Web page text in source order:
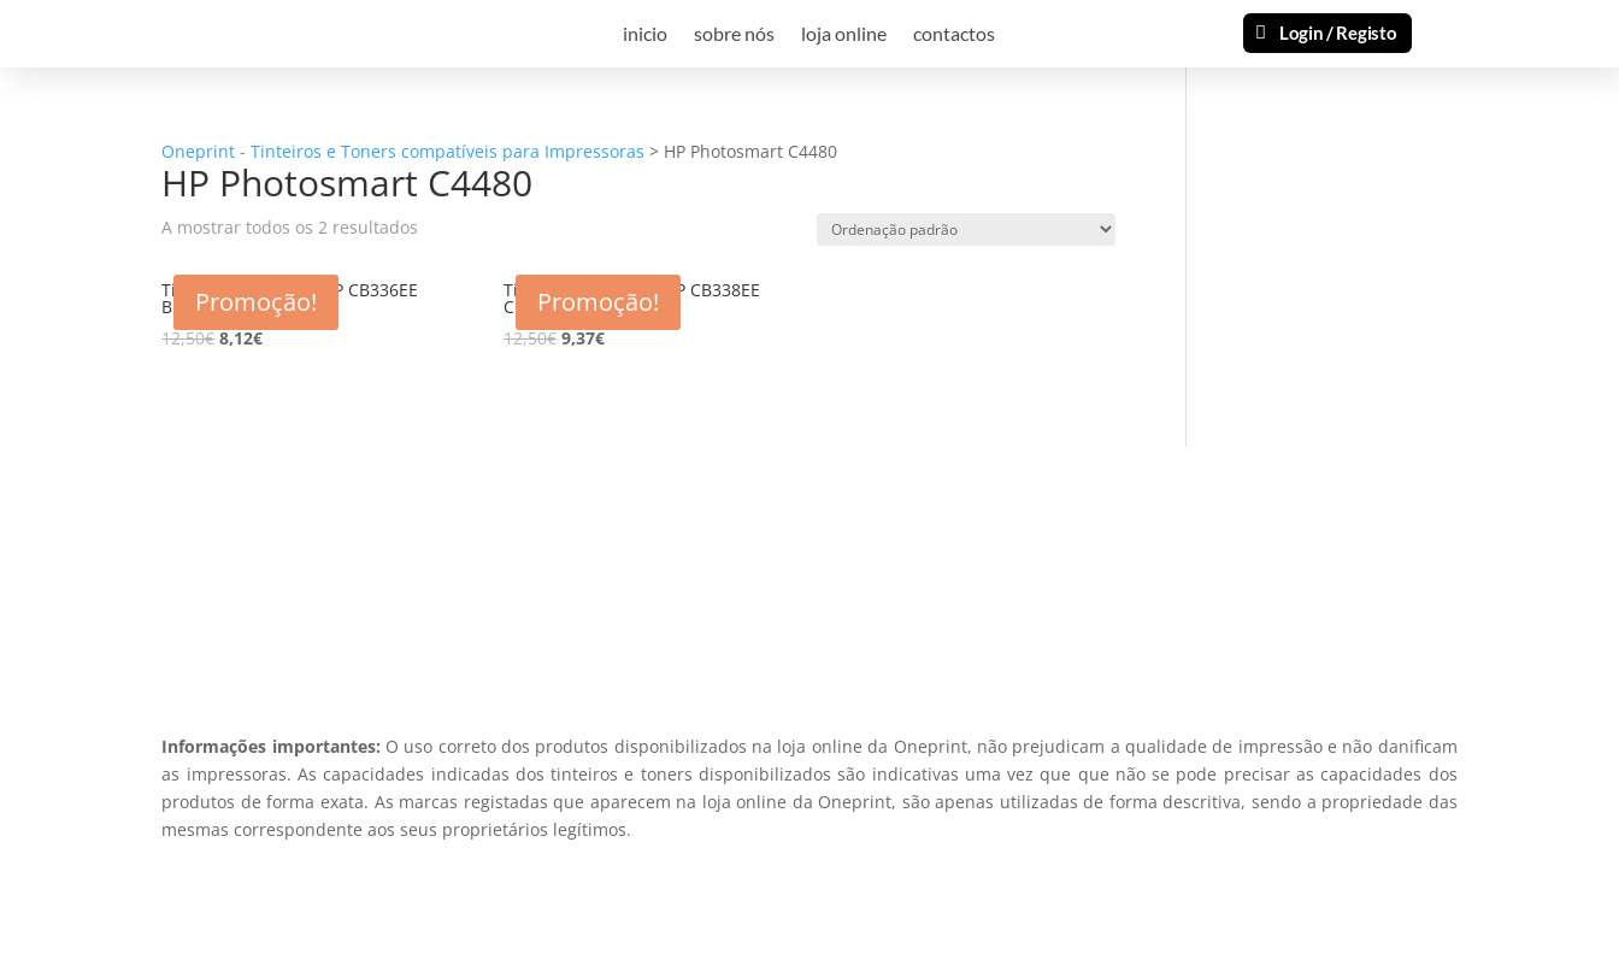
inicio sobre nós loja online contactos Login / Registo
Oneprint - Tinteiros e Toners compatíveis para Impressoras > HP Photosmart C4480
HP Photosmart C4480
A mostrar todos os 2 resultados
Promoção!
Tinteiro compativel HP CB336EE
BK (350XL)
12,50€ 8,12€
Promoção!
Tinteiro compativel HP CB338EE
CL (351XL)
12,50€ 9,37€
Informações importantes: O uso correto dos produtos disponibilizados na loja online da Oneprint, não prejudicam a qualidade de impressão e não danificam
as impressoras. As capacidades indicadas dos tinteiros e toners disponibilizados são indicativas uma vez que que não se pode precisar as capacidades dos
produtos de forma exata. As marcas registadas que aparecem na loja online da Oneprint, são apenas utilizadas de forma descritiva, sendo a propriedade das
mesmas correspondente aos seus proprietários legítimos.